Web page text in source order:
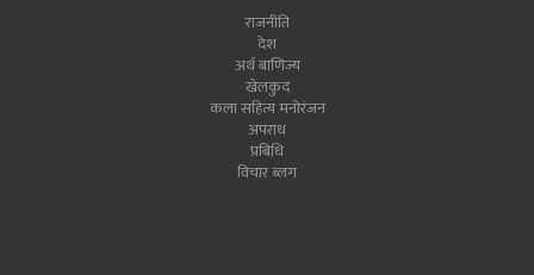
राजनीति
देश
अर्थ बाणिज्य
खेलकुद
कला सहित्य मनोरंजन
अपराध
प्रबिधि
विचार ब्लग